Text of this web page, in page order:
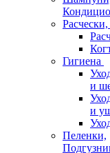
Гигиена
и
и
Пеленки,